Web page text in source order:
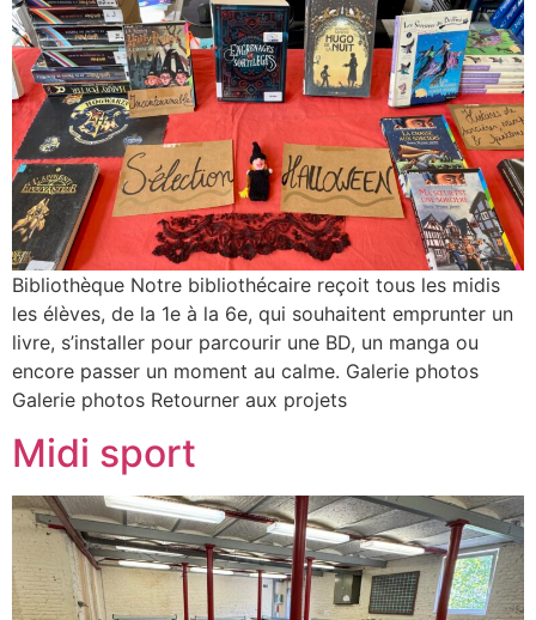
Bibliothèque Notre bibliothécaire reçoit tous les midis
les élèves, de la 1e à la 6e, qui souhaitent emprunter un
livre, s’installer pour parcourir une BD, un manga ou
encore passer un moment au calme. Galerie photos
Galerie photos Retourner aux projets
Midi sport